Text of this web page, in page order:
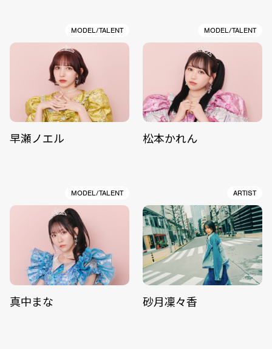
MODEL/TALENT
早瀬ノエル
MODEL/TALENT
松本かれん
MODEL/TALENT
真中まな
ARTIST
砂月凜々香